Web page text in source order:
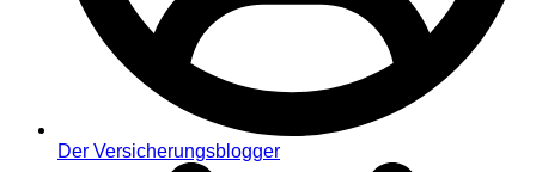
Der Versicherungsblogger